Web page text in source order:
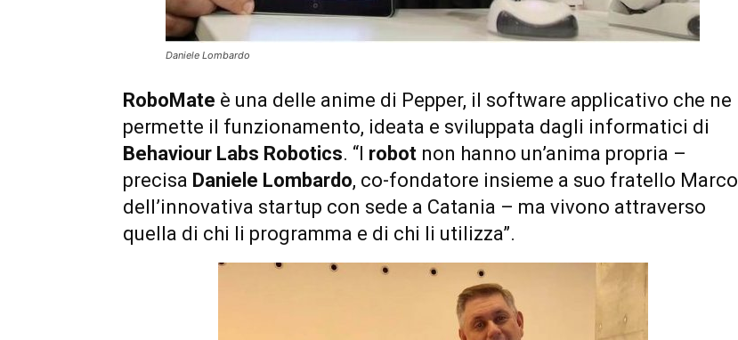
Daniele Lombardo
RoboMate è una delle anime di Pepper, il software applicativo che ne
permette il funzionamento, ideata e sviluppata dagli informatici di
Behaviour Labs Robotics. “I robot non hanno un’anima propria –
precisa Daniele Lombardo, co-fondatore insieme a suo fratello Marco
dell’innovativa startup con sede a Catania – ma vivono attraverso
quella di chi li programma e di chi li utilizza”.